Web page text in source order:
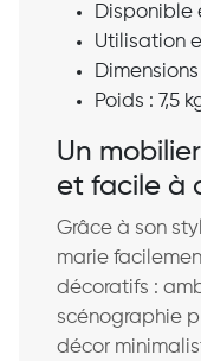
Disponible
Utilisation
Dimensions
Poids : 7,5
Un
et facile à
Grâce à son
marie
décoratifs :
scénographie
décor